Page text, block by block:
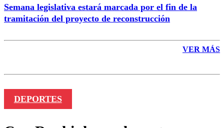
Semana legislativa estará marcada por el fin de la
tramitación del proyecto de reconstrucción
VER MÁS
DEPORTES